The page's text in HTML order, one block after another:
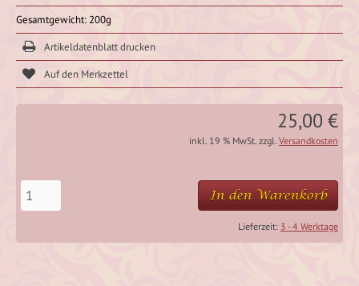
Gesamtgewicht: 200g
Artikeldatenblatt drucken
25,00 €
inkl. 19 % MwSt. zzgl. Versandkosten
In den Warenkorb
Lieferzeit: 3 - 4 Werktage